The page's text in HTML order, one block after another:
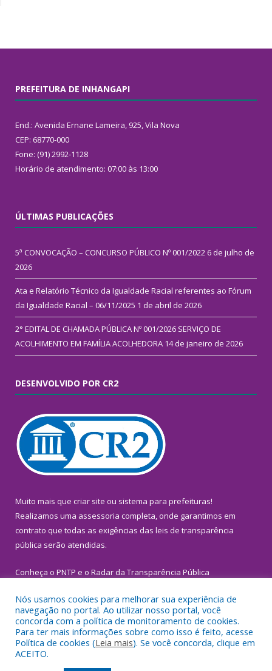
PREFEITURA DE INHANGAPI
End.: Avenida Ernane Lameira, 925, Vila Nova
CEP: 68770-000
Fone: (91) 2992-1128
Horário de atendimento: 07:00 às 13:00
ÚLTIMAS PUBLICAÇÕES
5ª CONVOCAÇÃO – CONCURSO PÚBLICO Nº 001/2022 6 de julho de
2026
Ata e Relatório Técnico da Igualdade Racial referentes ao Fórum
da Igualdade Racial – 06/11/2025 1 de abril de 2026
2° EDITAL DE CHAMADA PÚBLICA Nº 001/2026 SERVIÇO DE
ACOLHIMENTO EM FAMÍLIA ACOLHEDORA 14 de janeiro de 2026
DESENVOLVIDO POR CR2
Muito mais que criar site ou sistema para prefeituras!
Realizamos uma assessoria completa, onde garantimos em
contrato que todas as exigências das leis de transparência
pública serão atendidas.
Conheça o PNTP e o Radar da Transparência Pública
Todos os direitos reservados a Prefeitura Municipal de
Inhangapi.
Nós usamos cookies para melhorar sua experiência de
navegação no portal. Ao utilizar nosso portal, você
concorda com a política de monitoramento de cookies.
Para ter mais informações sobre como isso é feito, acesse
Política de cookies (Leia mais). Se você concorda, clique em
ACEITO.